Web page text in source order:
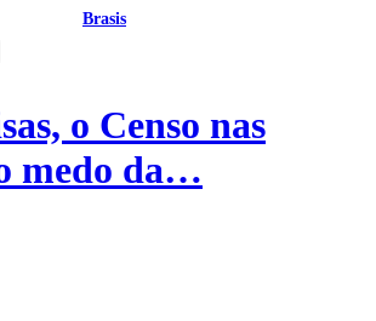
Brasis
o Censo nas
medo da…